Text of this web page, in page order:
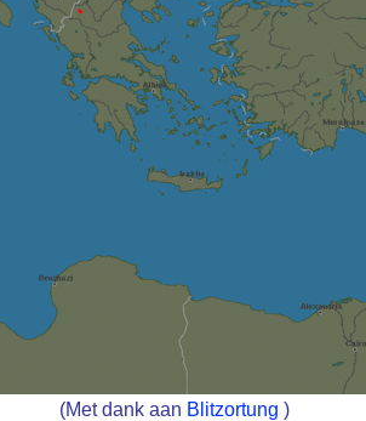
(Met dank aan Blitzortung )